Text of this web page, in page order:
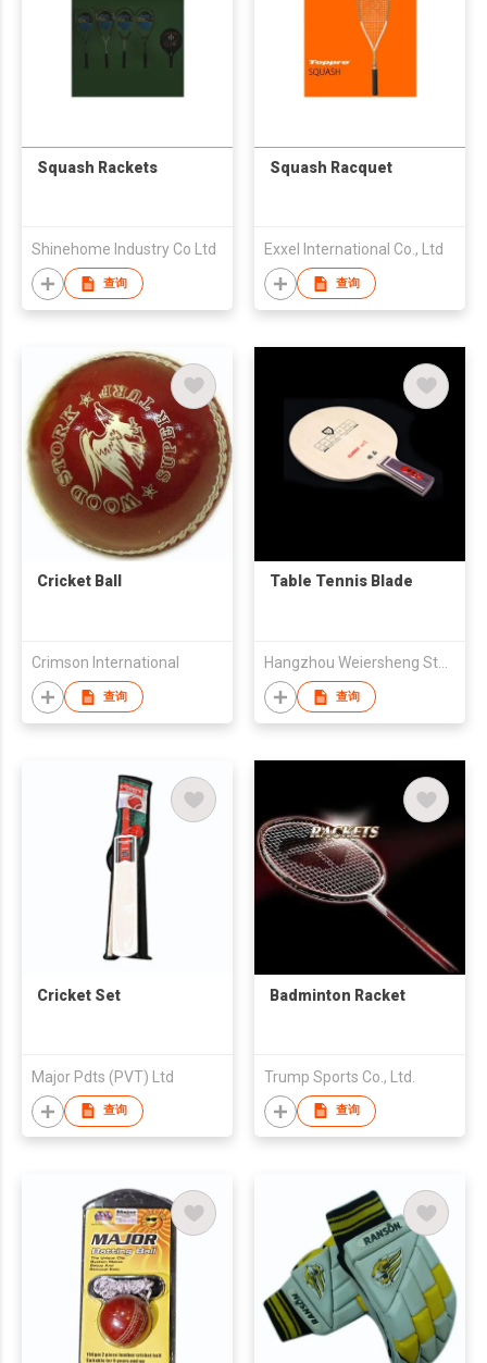
Squash Rackets
Shinehome Industry Co Ltd
查询
Squash Racquet
Exxel International Co., Ltd
查询
Cricket Ball
Crimson International
查询
Table Tennis Blade
Hangzhou Weiersheng Stationery & Sport Product Co., Ltd
查询
Cricket Set
Major Pdts (PVT) Ltd
查询
Badminton Racket
Trump Sports Co., Ltd.
查询